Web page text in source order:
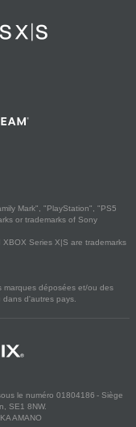
Mark", "PlayStation", "PS5
or trademarks of Sony
Series X|S are trademarks
marques déposées et/ou des
d'autres pays.
le numéro 01804186 - Siège
SE1 8NW.
AMANO